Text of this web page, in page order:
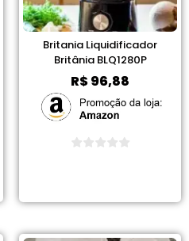
Britania Liquidificador
Britânia BLQ1280P
R$96,88